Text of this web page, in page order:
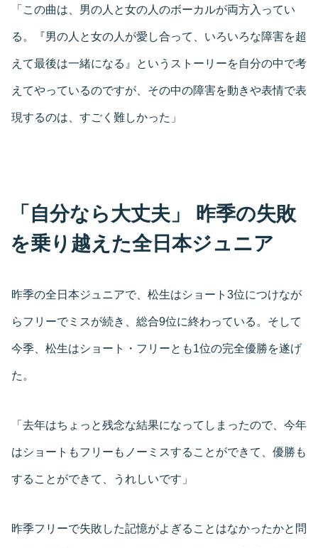
「この曲は、男の人と女の人のボーカルが両方入ってい
る。『男の人と女の人が愛し合って、いろいろな障害を超
えて最後は一緒になる』というストーリーを自分の中で考
えてやっているのですが、その中の障害を動きや表情で表
現するのは、すごく難しかった」
「自分なら大丈夫」 昨季の失敗
を乗り越えた全日本ジュニア
昨季の全日本ジュニアで、松生はショート3位につけなが
らフリーでミスが続き、総合9位に終わっている。そして
今季、松生はショート・フリーとも1位の完全優勝を遂げ
た。
「去年はちょっと残念な結果になってしまったので、今年
はショートもフリーもノーミスすることができて、優勝も
することができて、うれしいです」
昨季フリーで失敗した記憶がよぎることはなかったかと問